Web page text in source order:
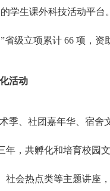
学生课外科技活动平
级立项累计 66 项，资
活动
季、社团嘉年华、宿舍
年，共孵化和培育校园
社会热点类等主题讲座